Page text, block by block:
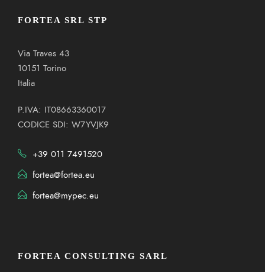
FORTEA SRL STP
Via Traves 43
10151 Torino
Italia
P.IVA: IT08663360017
CODICE SDI: W7YVJK9
+39 011 7491520
fortea@fortea.eu
fortea@mypec.eu
FORTEA CONSULTING SARL